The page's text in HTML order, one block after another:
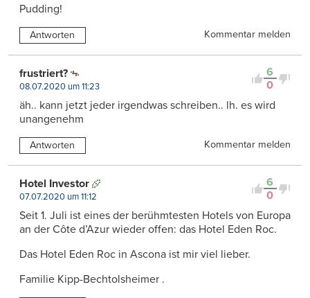
Pudding!
Antworten Kommentar melden
6
0
frustriert?
08.07.2020 um 11:23
äh.. kann jetzt jeder irgendwas schreiben.. lh. es wird
unangenehm
Antworten Kommentar melden
6
0
Hotel Investor
07.07.2020 um 11:12
Seit 1. Juli ist eines der berühmtesten Hotels von Europa
an der Côte d’Azur wieder offen: das Hotel Eden Roc.
Das Hotel Eden Roc in Ascona ist mir viel lieber.
Familie Kipp-Bechtolsheimer .